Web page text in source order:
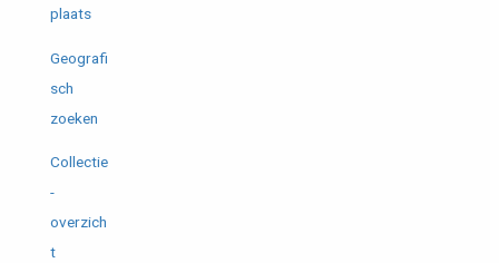
plaats
Geografi
sch
zoeken
Collectie
-
overzich
t